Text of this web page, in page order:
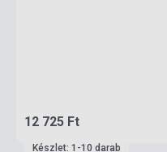
12 725 Ft
Készlet: 1-10 darab